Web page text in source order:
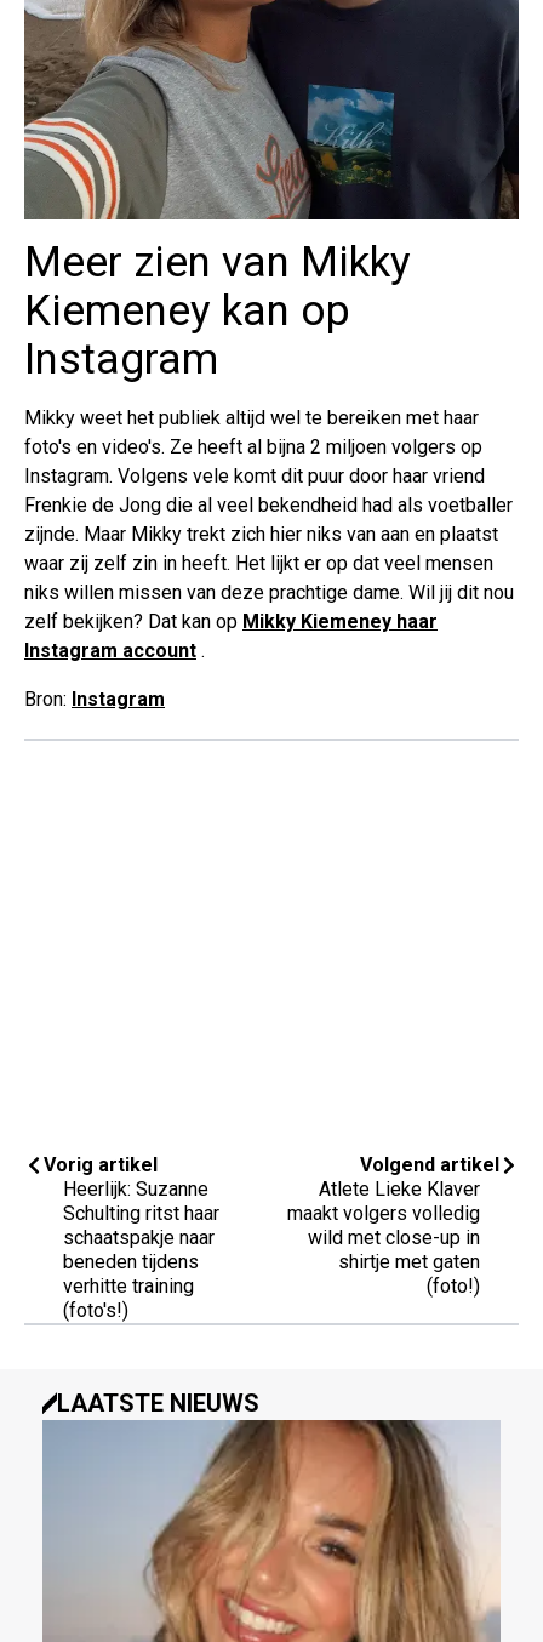
Meer zien van Mikky
Kiemeney kan op
Instagram
Mikky weet het publiek altijd wel te bereiken met haar
foto's en video's. Ze heeft al bijna 2 miljoen volgers op
Instagram. Volgens vele komt dit puur door haar vriend
Frenkie de Jong die al veel bekendheid had als voetballer
zijnde. Maar Mikky trekt zich hier niks van aan en plaatst
waar zij zelf zin in heeft. Het lijkt er op dat veel mensen
niks willen missen van deze prachtige dame. Wil jij dit nou
zelf bekijken? Dat kan op Mikky Kiemeney haar
Instagram account .
Bron: Instagram
Vorig artikel
Heerlijk: Suzanne
Schulting ritst haar
schaatspakje naar
beneden tijdens
verhitte training
(foto's!)
Volgend artikel
Atlete Lieke Klaver
maakt volgers volledig
wild met close-up in
shirtje met gaten
(foto!)
LAATSTE NIEUWS